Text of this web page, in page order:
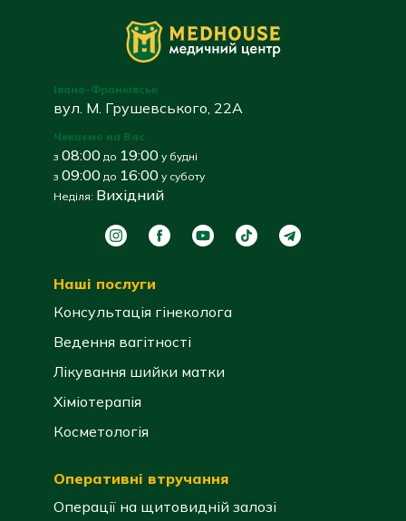
Івано-Франківськ
вул. М. Грушевського, 22А
Чекаємо на Вас
з 08:00 до 19:00 у будні
з 09:00 до 16:00 у суботу
Неділя: Вихідний
Наші послуги
Консультація гінеколога
Ведення вагітності
Лікування шийки матки
Хіміотерапія
Косметологія
Оперативні втручання
Операції на щитовидній залозі